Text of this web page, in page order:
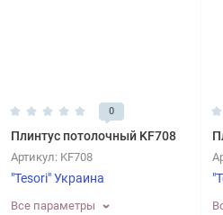
0
Плинтус потолочный KF708
Артикул: KF708
"Tesori" Украина
Все параметры